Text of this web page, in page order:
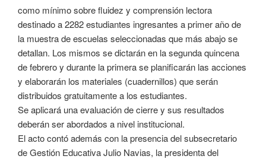
como mínimo sobre fluidez y comprensión lectora
destinado a 2282 estudiantes ingresantes a primer año de
la muestra de escuelas seleccionadas que más abajo se
detallan. Los mismos se dictarán en la segunda quincena
de febrero y durante la primera se planificarán las acciones
y elaborarán los materiales (cuadernillos) que serán
distribuidos gratuitamente a los estudiantes.
Se aplicará una evaluación de cierre y sus resultados
deberán ser abordados a nivel institucional.
El acto contó además con la presencia del subsecretario
de Gestión Educativa Julio Navias, la presidenta del